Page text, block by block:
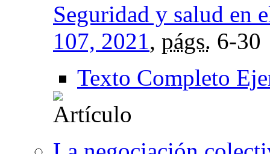
Seguridad y salud en
107, 2021, págs. 6-30
Texto Completo